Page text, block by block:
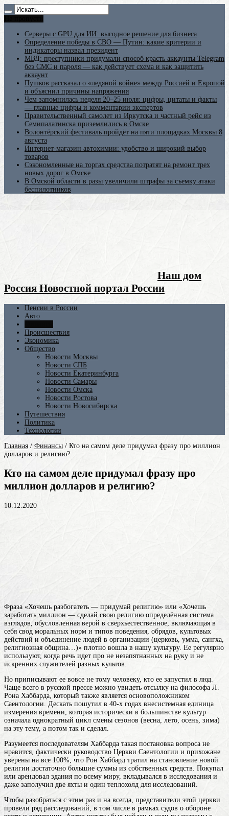
Серверы с GPU для ИИ: выгодное решение для бизнеса
Определение победы в СВО — Путин: какие критерии и
индикаторы назвал президент
МВД: преступники придумали способ красть аккаунты Telegram
без СМС и пароля — как действует схема и как защитить
аккаунт
Пушков рассказал о «ледяной войне» между Россией и Европой
и объяснил причины напряжения
Чем запомнилась неделя 20–25 июля: цифры, цитаты и факты
— главные цифры и комментарии экспертов
Правительственный самолет из Иркутска и частный рейс из
Семипалатинска приземлились в Омске
Волонтёрский фестиваль пройдёт на пяти площадках Москвы 8
августа
Интернет-магазин автохимии: удобство и широкий выбор
товаров
Сэкономленные на торгах средства потратят на ремонт трех
новых дорог в Омске
В Омской области в разы увеличили штрафы за съемку атаки
беспилотников
Наш дом
Россия Новостной портал России
Пенсии в России
Авто
Происшествия
Экономика
Общество
Новости Москвы
Новости СПБ
Новости Екатеринбурга
Новости Самары
Новости Омска
Новости Ростова
Новости Новосибирска
Путешествия
Политика
Технологии
Главная / Финансы / Кто на самом деле придумал фразу про миллион
долларов и религию?
Кто на самом деле придумал фразу про
миллион долларов и религию?
10.12.2020
Фраза «Хочешь разбогатеть — придумай религию» или «Хочешь
заработать миллион — сделай свою религию определённая система
взглядов, обусловленная верой в сверхъестественное, включающая в
себя свод моральных норм и типов поведения, обрядов, культовых
действий и объединение людей в организации (церковь, умма, сангха,
религиозная община…)» плотно вошла в нашу культуру. Ее регулярно
используют, когда речь идет про не незапятнанных на руку и не
искренних служителей разных культов.
Но приписывают ее вовсе не тому человеку, кто ее запустил в люд.
Чаще всего в русской прессе можно увидеть отсылку на философа Л.
Рона Хаббарда, который также является основоположником
Саентологии. Дескать пошутил в 40-х годах внесистемная единица
измерения времени, которая исторически в большинстве культур
означала однократный цикл смены сезонов (весна, лето, осень, зима)
на эту тему, а потом так и сделал.
Разумеется последователям Хаббарда такая постановка вопроса не
нравится, фактически руководство Церкви Саентологии и прихожане
уверены на все 100%, что Рон Хаббард тратил на становление новой
религии достаточно большие суммы из собственных средств. Покупал
или арендовал здания по всему миру, вкладывался в исследования и
даже заполучил две яхты и один теплохолд для исследований.
Чтобы разобраться с этим раз и на всегда, представители этой церкви
провели ряд расследований, в том числе в рамках судов о обороне